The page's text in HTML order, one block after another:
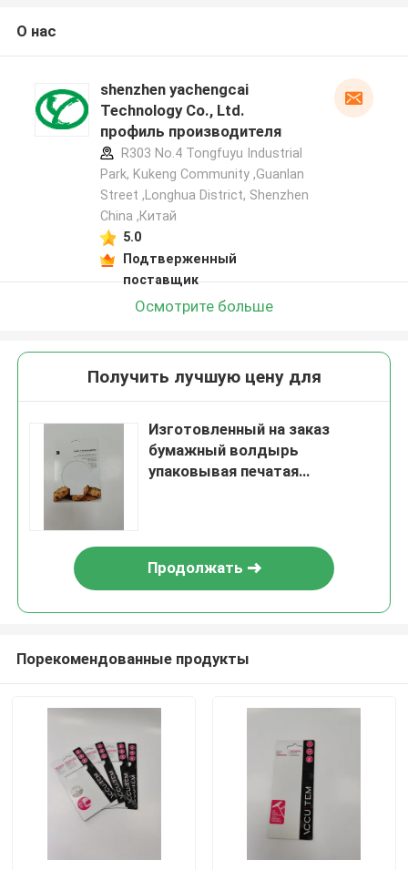
О нас
shenzhen yachengcai
Technology Co., Ltd.
профиль производителя
R303 No.4 Tongfuyu Industrial
Park, Kukeng Community ,Guanlan
Street ,Longhua District, Shenzhen
China ,Китай
5.0
Подтверженный
поставщик
Осмотрите больше
Получить лучшую цену для
Изготовленный на заказ
бумажный волдырь
упаковывая печатая
Продолжать
Порекомендованные продукты